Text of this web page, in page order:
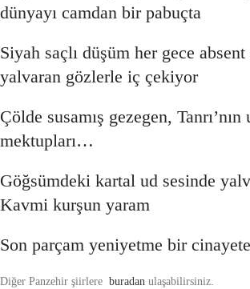
dünyayı camdan bir pabuçta
Siyah saçlı düşüm her gece
yalvaran gözlerle iç çekiyor
Çölde susamış gezegen,
mektupları…
Göğsümdeki kartal ud sesinde
Kavmi kurşun yaram
Son parçam yeniyetme bir
Diğer Panzehir şiirlere buradan ulaşabilirsiniz.